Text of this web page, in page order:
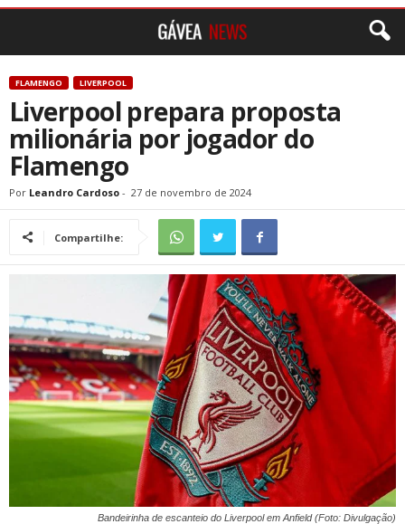
FLAMENGO LIVERPOOL
Liverpool prepara proposta
milionária por jogador do
Flamengo
Por Leandro Cardoso - 27 de novembro de 2024
Compartilhe:
Bandeirinha de escanteio do Liverpool em Anfield (Foto: Divulgação)